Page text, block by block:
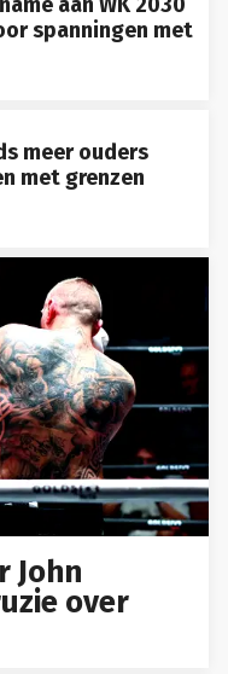
spanningen met
meer ouders
met grenzen
John
over